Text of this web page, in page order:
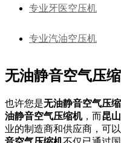
首页 /产品 /无油静音空气
专业牙医空压机
专业汽油空压机
无油静音空气压
也许您是无油静音空气压
油静音空气压缩机，而昆
业的制造商和供应商，可